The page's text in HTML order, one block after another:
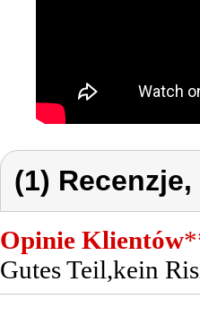
(1)
Opinie Klientów
Gutes Teil,kein